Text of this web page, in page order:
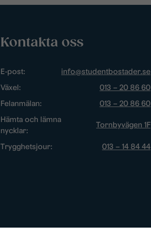
Kontakta oss
E-post:
info@studentbostader.se
Växel:
013 – 20 86 60
Felanmälan:
013 – 20 86 60
Hämta och lämna
nycklar:
Tornbyvägen 1F
Trygghetsjour: 013 – 14 84 44